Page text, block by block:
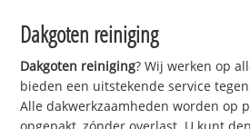
Dakgoten reiniging
Dakgoten reiniging? Wij werken op
bieden een uitstekende service
Alle dakwerkzaamheden worden op